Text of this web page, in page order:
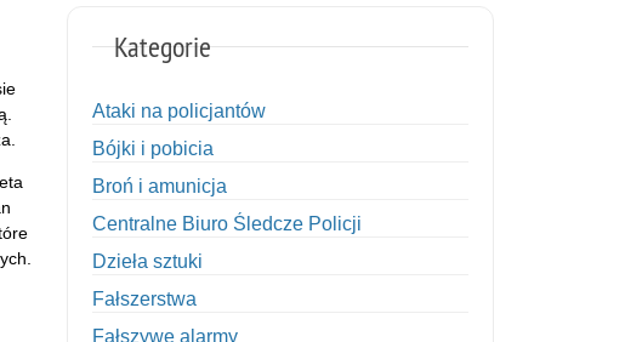
Kategorie
Ataki na policjantów
Bójki i pobicia
Broń i amunicja
Centralne Biuro Śledcze Policji
Dzieła sztuki
Fałszerstwa
Fałszywe alarmy